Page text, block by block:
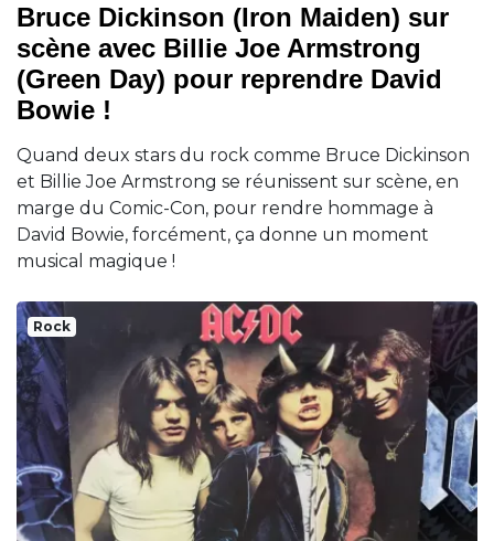
Bruce Dickinson (Iron Maiden) sur
scène avec Billie Joe Armstrong
(Green Day) pour reprendre David
Bowie !
Quand deux stars du rock comme Bruce Dickinson
et Billie Joe Armstrong se réunissent sur scène, en
marge du Comic-Con, pour rendre hommage à
David Bowie, forcément, ça donne un moment
musical magique !
Rock